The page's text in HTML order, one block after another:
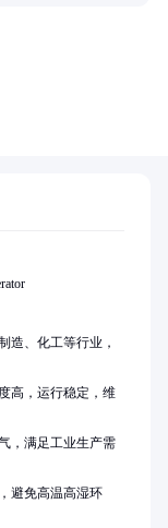
造、化工等行业，
高，运行稳定，维
，满足工业生产需
避免高温高湿环